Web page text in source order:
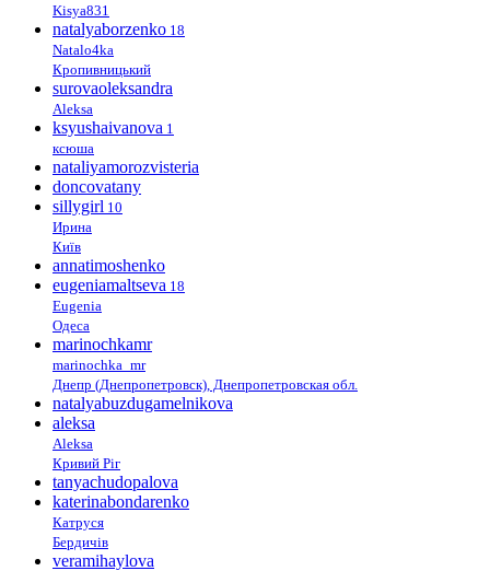
Kisya831
natalyaborzenko 18
Natalo4ka
Кропивницький
surovaoleksandra
Aleksa
ksyushaivanova 1
ксюша
nataliyamorozvisteria
doncovatany
sillygirl 10
Ирина
Київ
annatimoshenko
eugeniamaltseva 18
Eugenia
Одеса
marinochkamr
marinochka_mr
Днепр (Днепропетровск), Днепропетровская обл.
natalyabuzdugamelnikova
aleksa
Aleksa
Кривий Ріг
tanyachudopalova
katerinabondarenko
Катруся
Бердичів
veramihaylova